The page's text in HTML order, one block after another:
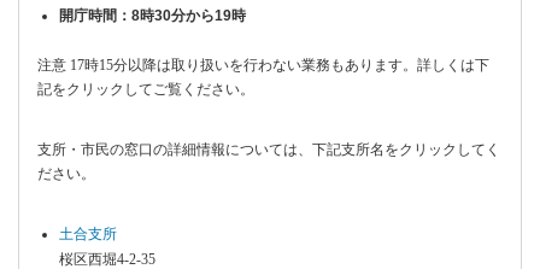
開庁時間：8時30分から19時
注意 17時15分以降は取り扱いを行わない業務もあります。詳しくは下
記をクリックしてご覧ください。
支所・市民の窓口の詳細情報については、下記支所名をクリックしてく
ださい。
土合支所
桜区西堀4-2-35